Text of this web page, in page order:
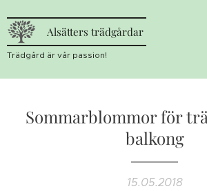
Alsätters trädgårdar
Trädgård är vår passion!
Sommarblommor för
balkong
15.05.2018